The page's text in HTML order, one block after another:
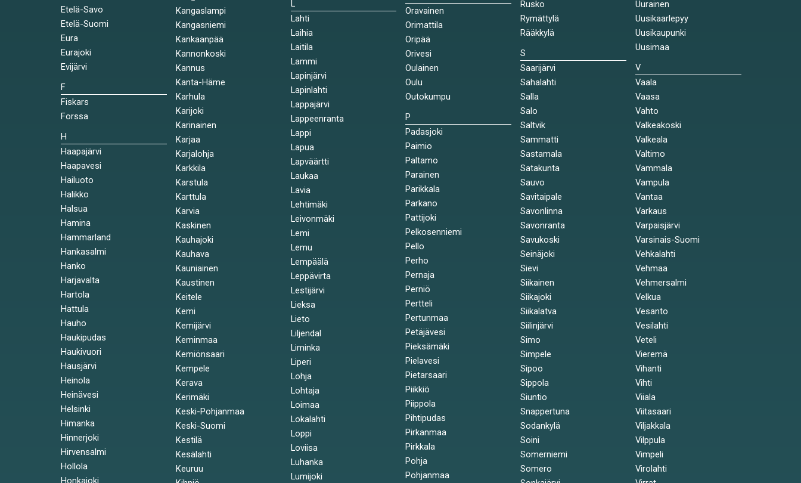
Etelä-Savo
Etelä-Suomi
Eura
Eurajoki
Evijärvi
F
Fiskars
Forssa
H
Haapajärvi
Haapavesi
Hailuoto
Halikko
Halsua
Hamina
Hammarland
Hankasalmi
Hanko
Harjavalta
Hartola
Hattula
Hauho
Haukipudas
Haukivuori
Hausjärvi
Heinola
Heinävesi
Helsinki
Himanka
Hinnerjoki
Hirvensalmi
Hollola
Honkajoki
Kangaslampi
Kangasniemi
Kankaanpää
Kannonkoski
Kannus
Kanta-Häme
Karhula
Karijoki
Karinainen
Karjaa
Karjalohja
Karkkila
Karstula
Karttula
Karvia
Kaskinen
Kauhajoki
Kauhava
Kauniainen
Kaustinen
Keitele
Kemi
Kemijärvi
Keminmaa
Kemiönsaari
Kempele
Kerava
Kerimäki
Keski-Pohjanmaa
Keski-Suomi
Kestilä
Kesälahti
Keuruu
L
Lahti
Laihia
Laitila
Lammi
Lapinjärvi
Lapinlahti
Lappajärvi
Lappeenranta
Lappi
Lapua
Lapväärtti
Laukaa
Lavia
Lehtimäki
Leivonmäki
Lemi
Lemu
Lempäälä
Leppävirta
Lestijärvi
Lieksa
Lieto
Liljendal
Liminka
Liperi
Lohja
Lohtaja
Loimaa
Lokalahti
Loppi
Loviisa
Luhanka
Lumijoki
Oravainen
Orimattila
Oripää
Orivesi
Oulainen
Oulu
Outokumpu
P
Padasjoki
Paimio
Paltamo
Parainen
Parikkala
Parkano
Pattijoki
Pelkosenniemi
Pello
Perho
Pernaja
Perniö
Pertteli
Pertunmaa
Petäjävesi
Pieksämäki
Pielavesi
Pietarsaari
Piikkiö
Piippola
Pihtipudas
Pirkanmaa
Pirkkala
Pohja
Pohjanmaa
Rusko
Rymättylä
Rääkkylä
S
Saarijärvi
Sahalahti
Salla
Salo
Saltvik
Sammatti
Sastamala
Satakunta
Sauvo
Savitaipale
Savonlinna
Savonranta
Savukoski
Seinäjoki
Sievi
Siikainen
Siikajoki
Siikalatva
Siilinjärvi
Simo
Simpele
Sipoo
Sippola
Siuntio
Snappertuna
Sodankylä
Soini
Somerniemi
Somero
Uurainen
Uusikaarlepyy
Uusikaupunki
Uusimaa
V
Vaala
Vaasa
Vahto
Valkeakoski
Valkeala
Valtimo
Vammala
Vampula
Vantaa
Varkaus
Varpaisjärvi
Varsinais-Suomi
Vehkalahti
Vehmaa
Vehmersalmi
Velkua
Vesanto
Vesilahti
Veteli
Vieremä
Vihanti
Vihti
Viiala
Viitasaari
Viljakkala
Vilppula
Vimpeli
Virolahti